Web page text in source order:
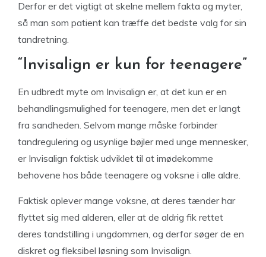
Derfor er det vigtigt at skelne mellem fakta og myter,
så man som patient kan træffe det bedste valg for sin
tandretning.
“Invisalign er kun for teenagere”
En udbredt myte om Invisalign er, at det kun er en
behandlingsmulighed for teenagere, men det er langt
fra sandheden. Selvom mange måske forbinder
tandregulering og usynlige bøjler med unge mennesker,
er Invisalign faktisk udviklet til at imødekomme
behovene hos både teenagere og voksne i alle aldre.
Faktisk oplever mange voksne, at deres tænder har
flyttet sig med alderen, eller at de aldrig fik rettet
deres tandstilling i ungdommen, og derfor søger de en
diskret og fleksibel løsning som Invisalign.